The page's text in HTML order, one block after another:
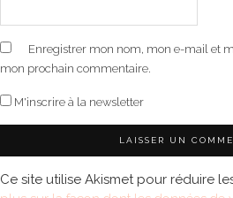
Enregistrer mon nom, mon e-mail et
mon prochain commentaire.
M'inscrire à la newsletter
Ce site utilise Akismet pour réduire